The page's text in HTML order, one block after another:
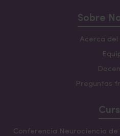
Sobre
Acerca
Preguntas
Conferencia Neurociencia